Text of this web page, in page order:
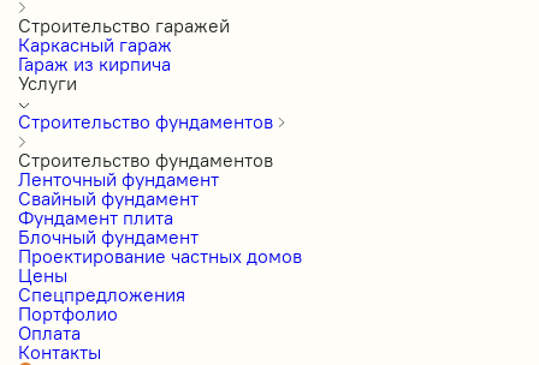
Строительство гаражей
Каркасный гараж
Гараж из кирпича
Услуги
Строительство фундаментов
Строительство фундаментов
Ленточный фундамент
Свайный фундамент
Фундамент плита
Блочный фундамент
Проектирование частных домов
Цены
Cпецпредложения
Портфолио
Оплата
Контакты